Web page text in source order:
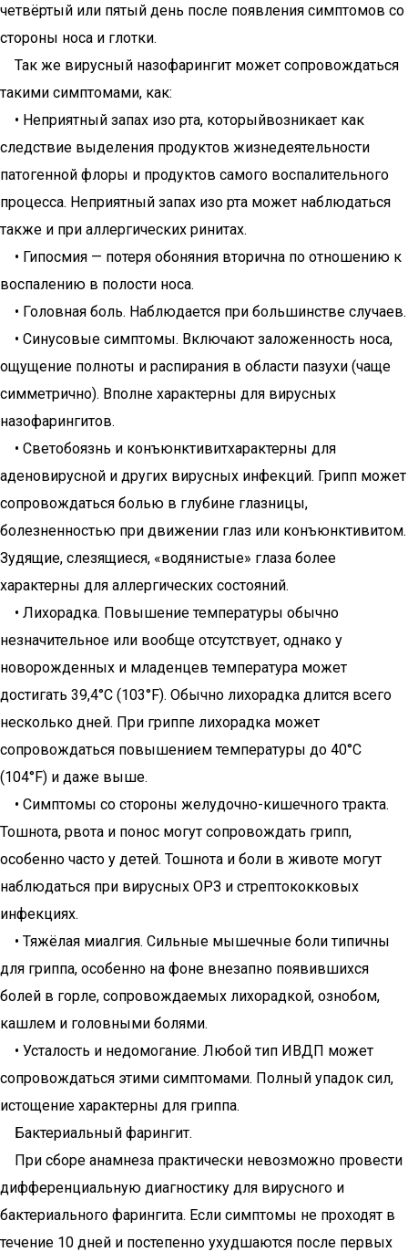
четвёртый или пятый день после появления симптомов со
стороны носа и глотки.
Так же вирусный назофарингит может сопровождаться
такими симптомами, как:
• Неприятный запах изо рта, которыйвозникает как
следствие выделения продуктов жизнедеятельности
патогенной флоры и продуктов самого воспалительного
процесса. Неприятный запах изо рта может наблюдаться
также и при аллергических ринитах.
• Гипосмия — потеря обоняния вторична по отношению к
воспалению в полости носа.
• Головная боль. Наблюдается при большинстве случаев.
• Синусовые симптомы. Включают заложенность носа,
ощущение полноты и распирания в области пазухи (чаще
симметрично). Вполне характерны для вирусных
назофарингитов.
• Светобоязнь и конъюнктивитхарактерны для
аденовирусной и других вирусных инфекций. Грипп может
сопровождаться болью в глубине глазницы,
болезненностью при движении глаз или конъюнктивитом.
Зудящие, слезящиеся, «водянистые» глаза более
характерны для аллергических состояний.
• Лихорадка. Повышение температуры обычно
незначительное или вообще отсутствует, однако у
новорожденных и младенцев температура может
достигать 39,4°C (103°F). Обычно лихорадка длится всего
несколько дней. При гриппе лихорадка может
сопровождаться повышением температуры до 40°C
(104°F) и даже выше.
• Симптомы со стороны желудочно-кишечного тракта.
Тошнота, рвота и понос могут сопровождать грипп,
особенно часто у детей. Тошнота и боли в животе могут
наблюдаться при вирусных ОРЗ и стрептококковых
инфекциях.
• Тяжёлая миалгия. Сильные мышечные боли типичны
для гриппа, особенно на фоне внезапно появившихся
болей в горле, сопровождаемых лихорадкой, ознобом,
кашлем и головными болями.
• Усталость и недомогание. Любой тип ИВДП может
сопровождаться этими симптомами. Полный упадок сил,
истощение характерны для гриппа.
Бактериальный фарингит.
При сборе анамнеза практически невозможно провести
дифференциальную диагностику для вирусного и
бактериального фарингита. Если симптомы не проходят в
течение 10 дней и постепенно ухудшаются после первых